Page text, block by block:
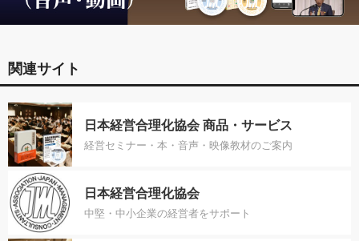
関連サイト
日本経営合理化協会 商品・サービス
経営セミナー・本・音声・映像教材のご案内
日本経営合理化協会
中堅・中小企業の経営者をサポート